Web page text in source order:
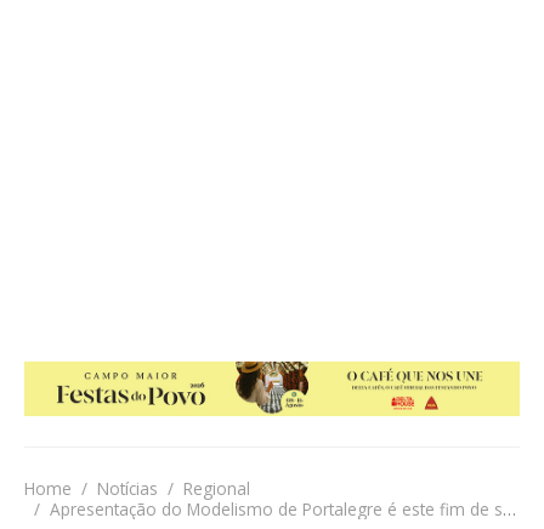
Home Notícias
Regional
Apresentação do Modelismo de Portalegre é este fim de semana